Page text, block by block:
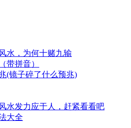
水，为何十赌九输
带拼音）
(镜子碎了什么预兆)
水发力应于人，赶紧看看吧
大全